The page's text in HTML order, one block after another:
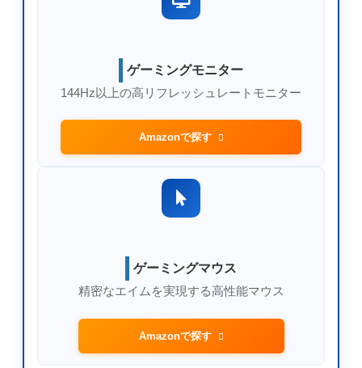
ゲーミングモニター
144Hz以上の高リフレッシュレートモニター
Amazonで探す
ゲーミングマウス
精密なエイムを実現する高性能マウス
Amazonで探す